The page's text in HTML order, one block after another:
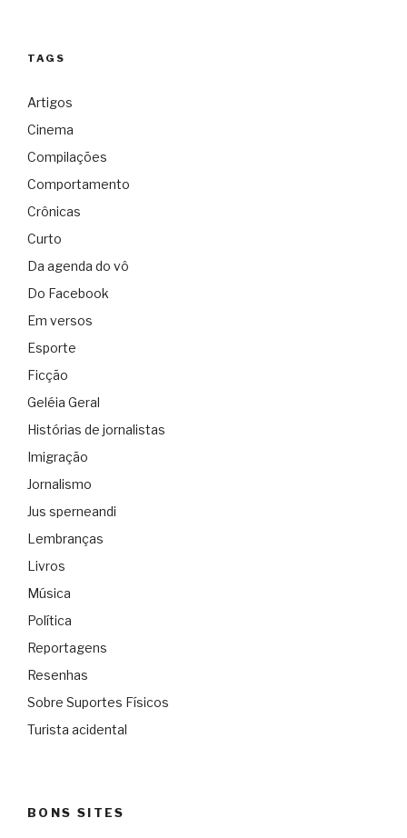
TAGS
Artigos
Cinema
Compilações
Comportamento
Crônicas
Curto
Da agenda do vô
Do Facebook
Em versos
Esporte
Ficção
Geléia Geral
Histórias de jornalistas
Imigração
Jornalismo
Jus sperneandi
Lembranças
Livros
Música
Política
Reportagens
Resenhas
Sobre Suportes Físicos
Turista acidental
BONS SITES